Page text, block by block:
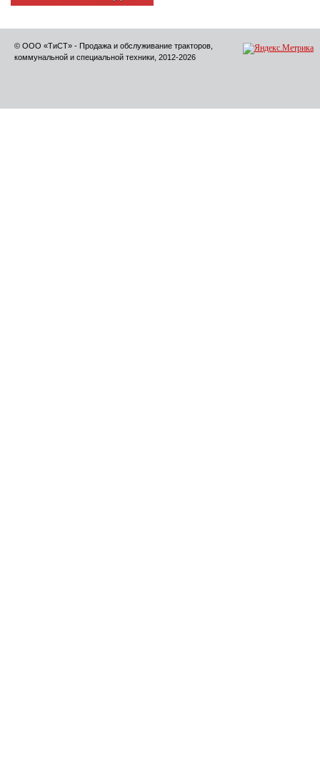
© ООО «ТиСТ» - Продажа и обслуживание тракторов,
коммунальной и специальной техники, 2012-2026